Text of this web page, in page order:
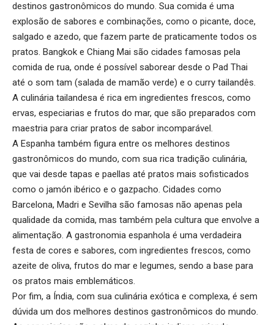
destinos gastronômicos do mundo. Sua comida é uma
explosão de sabores e combinações, como o picante, doce,
salgado e azedo, que fazem parte de praticamente todos os
pratos. Bangkok e Chiang Mai são cidades famosas pela
comida de rua, onde é possível saborear desde o Pad Thai
até o som tam (salada de mamão verde) e o curry tailandês.
A culinária tailandesa é rica em ingredientes frescos, como
ervas, especiarias e frutos do mar, que são preparados com
maestria para criar pratos de sabor incomparável.
A Espanha também figura entre os melhores destinos
gastronômicos do mundo, com sua rica tradição culinária,
que vai desde tapas e paellas até pratos mais sofisticados
como o jamón ibérico e o gazpacho. Cidades como
Barcelona, Madri e Sevilha são famosas não apenas pela
qualidade da comida, mas também pela cultura que envolve a
alimentação. A gastronomia espanhola é uma verdadeira
festa de cores e sabores, com ingredientes frescos, como
azeite de oliva, frutos do mar e legumes, sendo a base para
os pratos mais emblemáticos.
Por fim, a Índia, com sua culinária exótica e complexa, é sem
dúvida um dos melhores destinos gastronômicos do mundo.